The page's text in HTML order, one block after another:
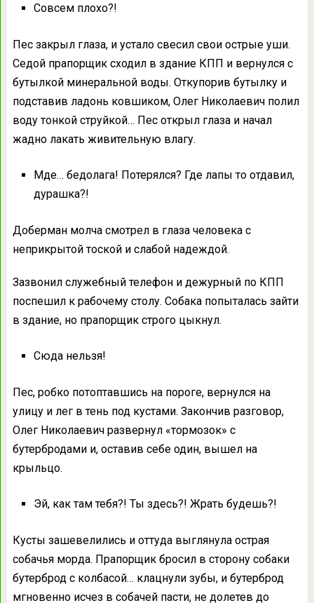
Совсем плохо?!
Пес закрыл глаза, и устало свесил свои острые уши.
Седой прапорщик сходил в здание КПП и вернулся с
бутылкой минеральной воды. Откупорив бутылку и
подставив ладонь ковшиком, Олег Николаевич полил
воду тонкой струйкой… Пес открыл глаза и начал
жадно лакать живительную влагу.
Мде… бедолага! Потерялся? Где лапы то отдавил,
дурашка?!
Доберман молча смотрел в глаза человека с
неприкрытой тоской и слабой надеждой.
Зазвонил служебный телефон и дежурный по КПП
поспешил к рабочему столу. Собака попыталась зайти
в здание, но прапорщик строго цыкнул.
Сюда нельзя!
Пес, робко потоптавшись на пороге, вернулся на
улицу и лег в тень под кустами. Закончив разговор,
Олег Николаевич развернул «тормозок» с
бутербродами и, оставив себе один, вышел на
крыльцо.
Эй, как там тебя?! Ты здесь?! Жрать будешь?!
Кусты зашевелились и оттуда выглянула острая
собачья морда. Прапорщик бросил в сторону собаки
бутерброд с колбасой… клацнули зубы, и бутерброд
мгновенно исчез в собачей пасти, не долетев до